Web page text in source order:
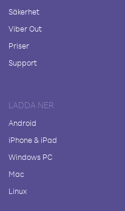
Säkerhet
Viber Out
Priser
Support
LADDA NER
Android
iPhone & iPad
Windows PC
Mac
Linux